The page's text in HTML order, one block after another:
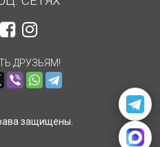
ДРУЗЬЯМ!
защищены.